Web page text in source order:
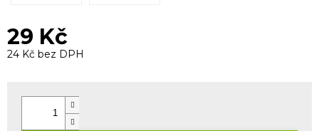
29 Kč
24 Kč bez DPH